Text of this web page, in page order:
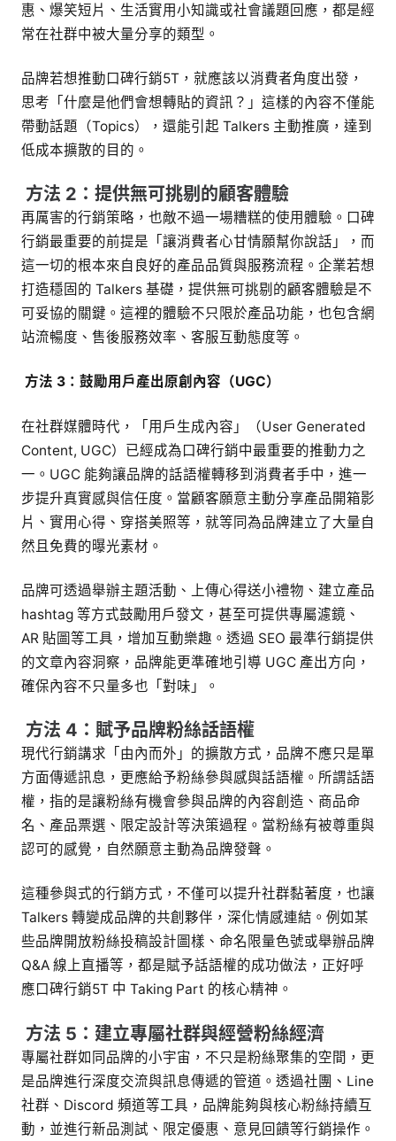
惠、爆笑短片、生活實用小知識或社會議題回應，都是經
常在社群中被大量分享的類型。
品牌若想推動口碑行銷5T，就應該以消費者角度出發，
思考「什麼是他們會想轉貼的資訊？」這樣的內容不僅能
帶動話題（Topics），還能引起 Talkers 主動推廣，達到
低成本擴散的目的。
方法 2： 提供無可挑剔的顧客體驗
再厲害的行銷策略，也敵不過一場糟糕的使用體驗。口碑
行銷最重要的前提是「讓消費者心甘情願幫你說話」，而
這一切的根本來自良好的產品品質與服務流程。企業若想
打造穩固的 Talkers 基礎，提供無可挑剔的顧客體驗是不
可妥協的關鍵。這裡的體驗不只限於產品功能，也包含網
站流暢度、售後服務效率、客服互動態度等。
方法 3： 鼓勵用戶產出原創內容（UGC）
在社群媒體時代，「用戶生成內容」（User Generated
Content, UGC）已經成為口碑行銷中最重要的推動力之
一。UGC 能夠讓品牌的話語權轉移到消費者手中，進一
步提升真實感與信任度。當顧客願意主動分享產品開箱影
片、實用心得、穿搭美照等，就等同為品牌建立了大量自
然且免費的曝光素材。
品牌可透過舉辦主題活動、上傳心得送小禮物、建立產品
hashtag 等方式鼓勵用戶發文，甚至可提供專屬濾鏡、
AR 貼圖等工具，增加互動樂趣。透過 SEO 最準行銷提供
的文章內容洞察，品牌能更準確地引導 UGC 產出方向，
確保內容不只量多也「對味」。
方法 4： 賦予品牌粉絲話語權
現代行銷講求「由內而外」的擴散方式，品牌不應只是單
方面傳遞訊息，更應給予粉絲參與感與話語權。所謂話語
權，指的是讓粉絲有機會參與品牌的內容創造、商品命
名、產品票選、限定設計等決策過程。當粉絲有被尊重與
認可的感覺，自然願意主動為品牌發聲。
這種參與式的行銷方式，不僅可以提升社群黏著度，也讓
Talkers 轉變成品牌的共創夥伴，深化情感連結。例如某
些品牌開放粉絲投稿設計圖樣、命名限量色號或舉辦品牌
Q&A 線上直播等，都是賦予話語權的成功做法，正好呼
應口碑行銷5T 中 Taking Part 的核心精神。
方法 5： 建立專屬社群與經營粉絲經濟
專屬社群如同品牌的小宇宙，不只是粉絲聚集的空間，更
是品牌進行深度交流與訊息傳遞的管道。透過社團、Line
社群、Discord 頻道等工具，品牌能夠與核心粉絲持續互
動，並進行新品測試、限定優惠、意見回饋等行銷操作。